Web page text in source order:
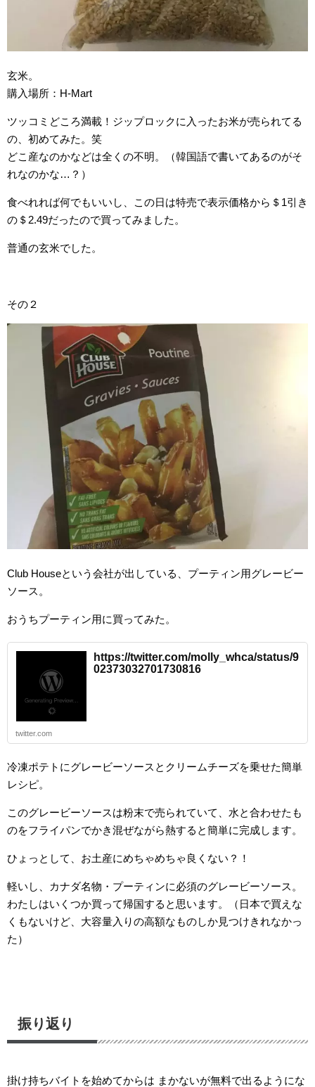
玄米。
購入場所：H-Mart
ツッコミどころ満載！ジップロックに入ったお米が売られてる
の、初めてみた。笑
どこ産なのかなどは全くの不明。（韓国語で書いてあるのがそ
れなのかな…？）
食べれれば何でもいいし、この日は特売で表示価格から＄1引き
の＄2.49だったので買ってみました。
普通の玄米でした。
その２
Club Houseという会社が出している、プーティン用グレービー
ソース。
おうちプーティン用に買ってみた。
https://twitter.com/molly_whca/status/9
02373032701730816
twitter.com
冷凍ポテトにグレービーソースとクリームチーズを乗せた簡単
レシピ。
このグレービーソースは粉末で売られていて、水と合わせたも
のをフライパンでかき混ぜながら熱すると簡単に完成します。
ひょっとして、お土産にめちゃめちゃ良くない？！
軽いし、カナダ名物・プーティンに必須のグレービーソース。
わたしはいくつか買って帰国すると思います。（日本で買えな
くもないけど、大容量入りの高額なものしか見つけきれなかっ
た）
振り返り
掛け持ちバイトを始めてからは まかないが無料で出るようにな